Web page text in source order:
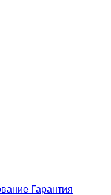
Гарантия